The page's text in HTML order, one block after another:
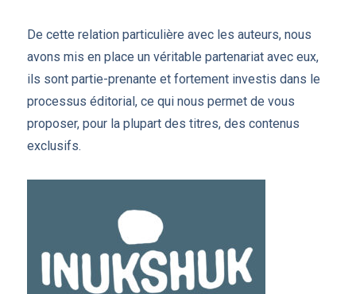
De cette relation particulière avec les auteurs, nous
avons mis en place un véritable partenariat avec eux,
ils sont partie-prenante et fortement investis dans le
processus éditorial, ce qui nous permet de vous
proposer, pour la plupart des titres, des contenus
exclusifs.